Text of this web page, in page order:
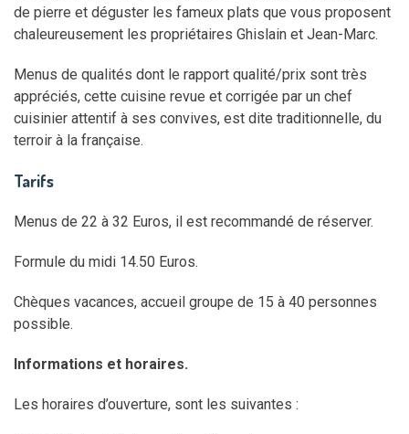
de pierre et déguster les fameux plats que vous proposent
chaleureusement les propriétaires Ghislain et Jean-Marc.
Menus de qualités dont le rapport qualité/prix sont très
appréciés, cette cuisine revue et corrigée par un chef
cuisinier attentif à ses convives, est dite traditionnelle, du
terroir à la française.
Tarifs
Menus de 22 à 32 Euros, il est recommandé de réserver.
Formule du midi 14.50 Euros.
Chèques vacances, accueil groupe de 15 à 40 personnes
possible.
Informations et horaires.
Les horaires d’ouverture, sont les suivantes :